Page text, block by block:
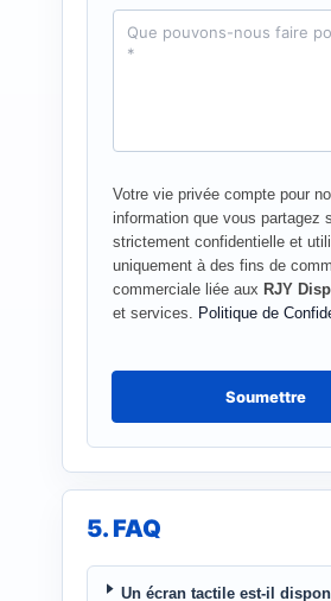
p
D
*
Votre vie privée compte pour
information que vous partagez
strictement confidentielle et
uniquement à des fins de
commerciale liée aux RJY
et services. Politique de
Soumettre
5. FAQ
Un écran tactile est-il